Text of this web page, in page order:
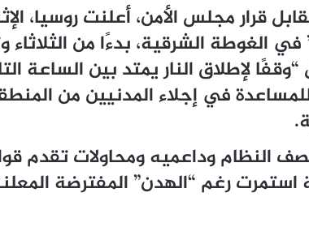
قرار مجلس الأمن، أعلنت روسيا،
لإطلاق النار يمتد بين الساعة
في إجلاء المدنيين من
النظام وداعميه ومحاولات
استمرت رغم “الهدن” المفترضة